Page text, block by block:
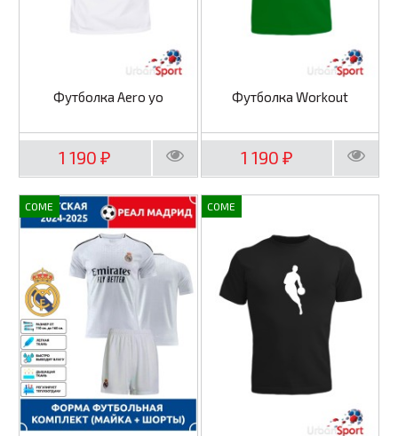
Футболка Aero yo
1 190₽
Футболка Workout
1 190 ₽
COME COME